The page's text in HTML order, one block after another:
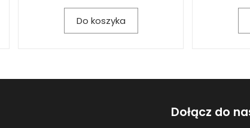
Do koszyka
Dołącz do